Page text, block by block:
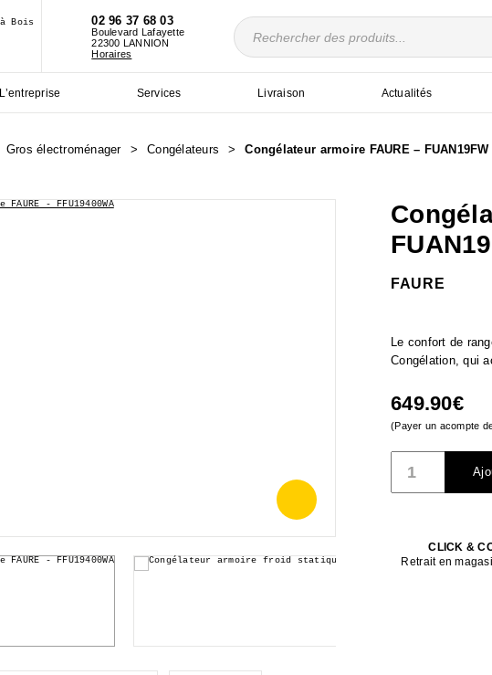
02 96 37 68 03
Boulevard Lafayette
22300 LANNION
Horaires
Recherche
de
produits
L’entreprise Services Livraison Actualités
Gros électroménager > Congélateurs > Congélateur armoire FAURE – FUAN19FW
FAURE
Le confort de
Congélation, qui
649.90€
(Payer un acompte
Congélateur
FUAN19FW
CLICK &
Retrait en